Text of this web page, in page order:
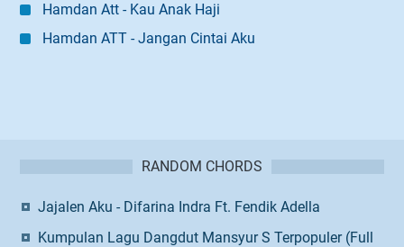
Hamdan Att - Kau Anak Haji
Hamdan ATT - Jangan Cintai Aku
RANDOM CHORDS
Jajalen Aku - Difarina Indra Ft. Fendik Adella
Kumpulan Lagu Dangdut Mansyur S Terpopuler (Full